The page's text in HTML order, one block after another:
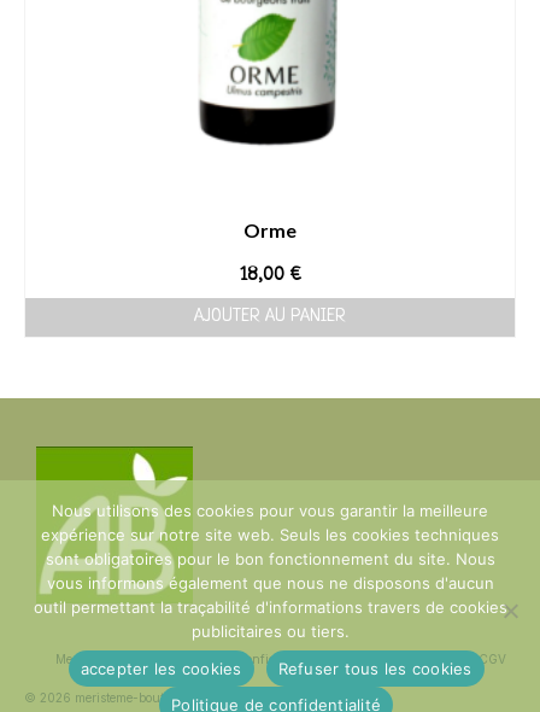
Orme
18,00 €
AJOUTER AU PANIER
Mentions Légales Politique de confidentialité CGV
© 2026 meristeme-boutique
Nous utilisons des cookies pour vous garantir la meilleure
expérience sur notre site web. Seuls les cookies techniques
sont obligatoires pour le bon fonctionnement du site. Nous
vous informons également que nous ne disposons d'aucun
outil permettant la traçabilité d'informations travers de cookies
publicitaires ou tiers.
accepter les cookies
Refuser tous les cookies
Politique de confidentialité